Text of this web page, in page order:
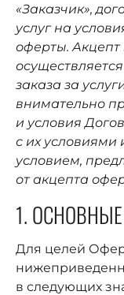
«Заказчик»,
услуг на
оферты.
заказа за
внимательно
и условия
с их
условием,
от акцепта
1.
Для целей
в следующих